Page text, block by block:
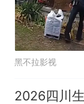
黑不拉影视
2026四川